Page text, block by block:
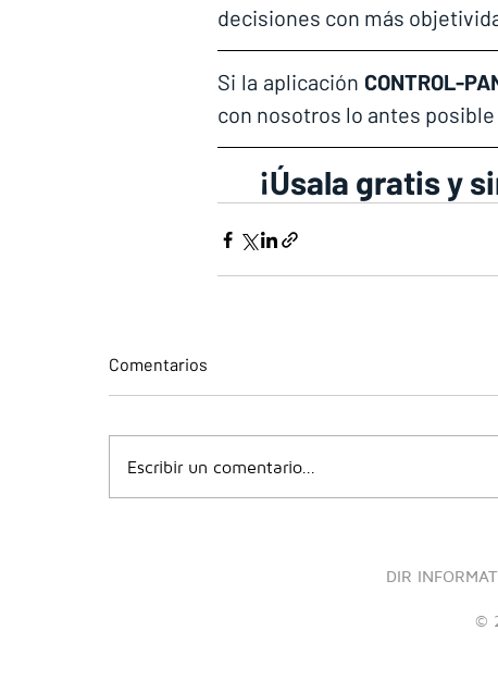
decisiones con más
Si la aplicación CONTROL-
con nosotros lo antes
¡Úsala gratis y
Comentarios
Escribir un comentario...
DIR
©